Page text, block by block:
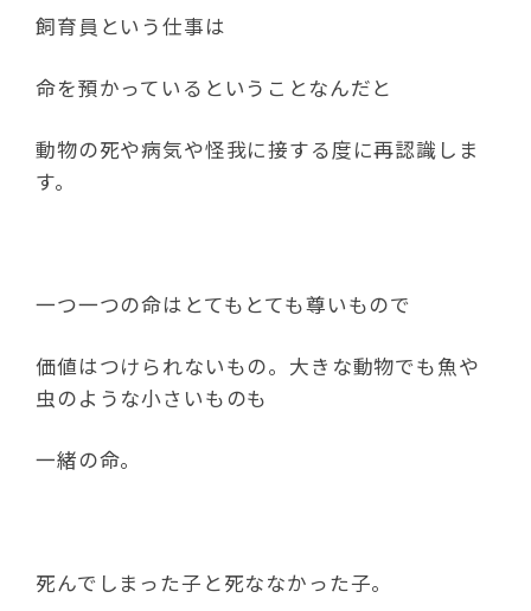
飼育員という仕事は
命を預かっているということなんだと
動物の死や病気や怪我に接する度に再認識しま
す。
一つ一つの命はとてもとても尊いもので
価値はつけられないもの。大きな動物でも魚や
虫のような小さいものも
一緒の命。
死んでしまった子と死ななかった子。